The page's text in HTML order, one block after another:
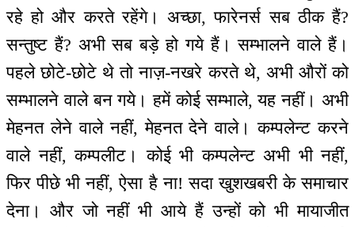
रहे हो और करते रहेंगे। अच्छा, फारेनर्स सब ठीक हैं?
सन्तुष्ट हैं? अभी सब बड़े हो गये हैं। सम्भालने वाले हैं।
पहले छोटे-छोटे थे तो नाज़-नखरे करते थे, अभी औरों को
सम्भालने वाले बन गये। हमें कोई सम्भाले, यह नहीं। अभी
मेहनत लेने वाले नहीं, मेहनत देने वाले। कम्पलेन्ट करने
वाले नहीं, कम्पलीट। कोई भी कम्पलेन्ट अभी भी नहीं,
फिर पीछे भी नहीं, ऐसा है ना! सदा खुशखबरी के समाचार
देना। और जो नहीं भी आये हैं उन्हों को भी मायाजीत